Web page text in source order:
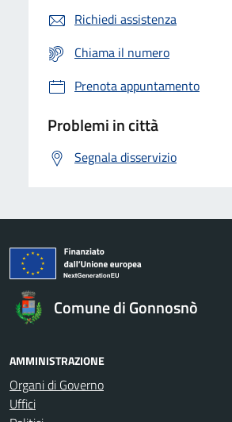
Richiedi assistenza
Chiama il numero
Prenota appuntamento
Problemi in città
Segnala disservizio
Comune di Gonnosnò
AMMINISTRAZIONE
Organi di Governo
Uffici